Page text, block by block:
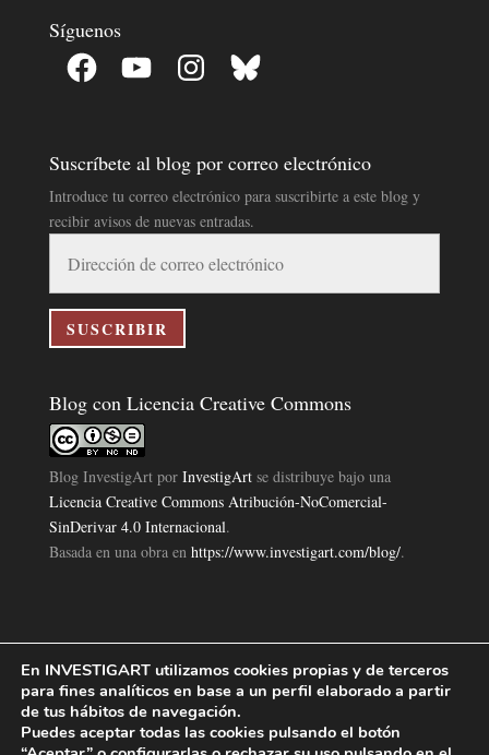
Síguenos
Facebook YouTube InstagramBluesky
Suscríbete al blog por correo electrónico
Introduce tu correo electrónico para suscribirte a este blog y
recibir avisos de nuevas entradas.
correo
electrónico
SUSCRIBIR
Blog con Licencia Creative Commons
Blog InvestigArtpor InvestigArtse distribuye bajo una
Licencia Creative Commons Atribución-NoComercial-
SinDerivar 4.0 Internacional.
Basada en una obra en https://www.investigart.com/blog/.
Política de Privacidad|Aviso Legal|Política de Cookies|
Investigart Copyright © 2019. |
En INVESTIGART utilizamos cookies propias y de terceros
para fines analíticos en base a un perfil elaborado a partir
de tus hábitos de navegación.
Puedes aceptar todas las cookies pulsando el botón